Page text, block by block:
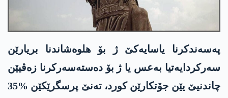
پەسەندکرنا یاسایەکێ ژ بۆ ھلوەشاندنا بریارێن
سەرکردایەتیا بەعس یا ژ بۆ دەستەسەرکرنا زەڤیێن
چاندنیێ یێن جۆتکارێن کورد، تەنێ پرسگرێکێن %35